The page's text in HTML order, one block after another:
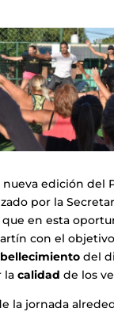
nueva edición del
por la
en esta
con el
del
la calidad de los
la jornada